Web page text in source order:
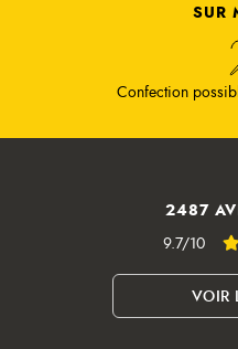
SUR
Confection
2487
9.7/10
VOIR